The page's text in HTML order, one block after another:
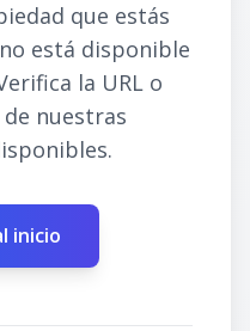
que estás
está disponible
la URL o
nuestras
inicio